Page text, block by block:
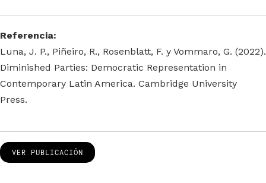
Referencia:
Luna, J. P., Piñeiro, R., Rosenblatt, F. y Vommaro, G. (2022).
Diminished Parties: Democratic Representation in
Contemporary Latin America. Cambridge University
Press.
VER PUBLICACIÓN